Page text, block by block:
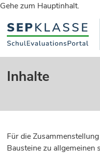
Gehe zum Hauptinhalt.
Inhalte
Für die
Bausteine zu allgemeinen